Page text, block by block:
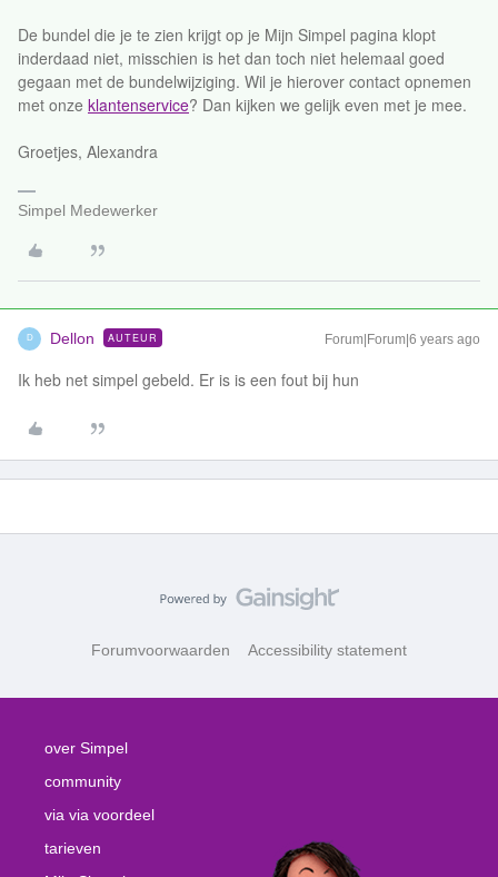
De bundel die je te zien krijgt op je Mijn Simpel pagina klopt
inderdaad niet, misschien is het dan toch niet helemaal goed
gegaan met de bundelwijziging. Wil je hierover contact opnemen
met onze klantenservice? Dan kijken we gelijk even met je mee.
Groetjes, Alexandra
Simpel Medewerker
D Dellon AUTEUR Forum|Forum|6 years ago
Ik heb net simpel gebeld. Er is is een fout bij hun
Forumvoorwaarden Accessibility statement
over Simpel
community
via via voordeel
tarieven